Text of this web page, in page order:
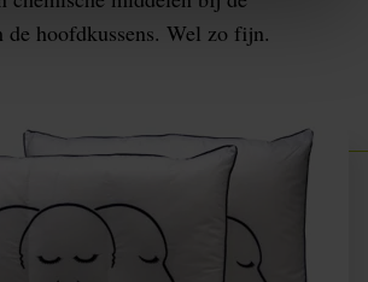
de hoofdkussens. Wel zo fijn.